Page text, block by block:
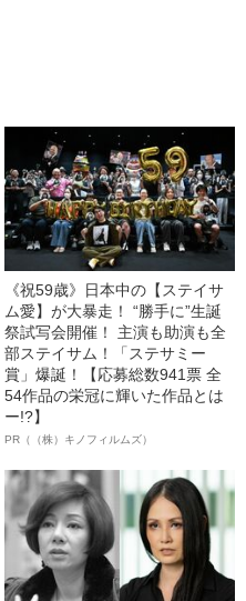
《祝59歳》日本中の【ステイサ
ム愛】が大暴走！ “勝手に”生誕
祭試写会開催！ 主演も助演も全
部ステイサム！「ステサミー
賞」爆誕！【応募総数941票 全
54作品の栄冠に輝いた作品とは
ー!?】
PR（（株）キノフィルムズ）